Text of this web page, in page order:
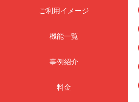
ご利用イメージ
機能一覧
事例紹介
料金